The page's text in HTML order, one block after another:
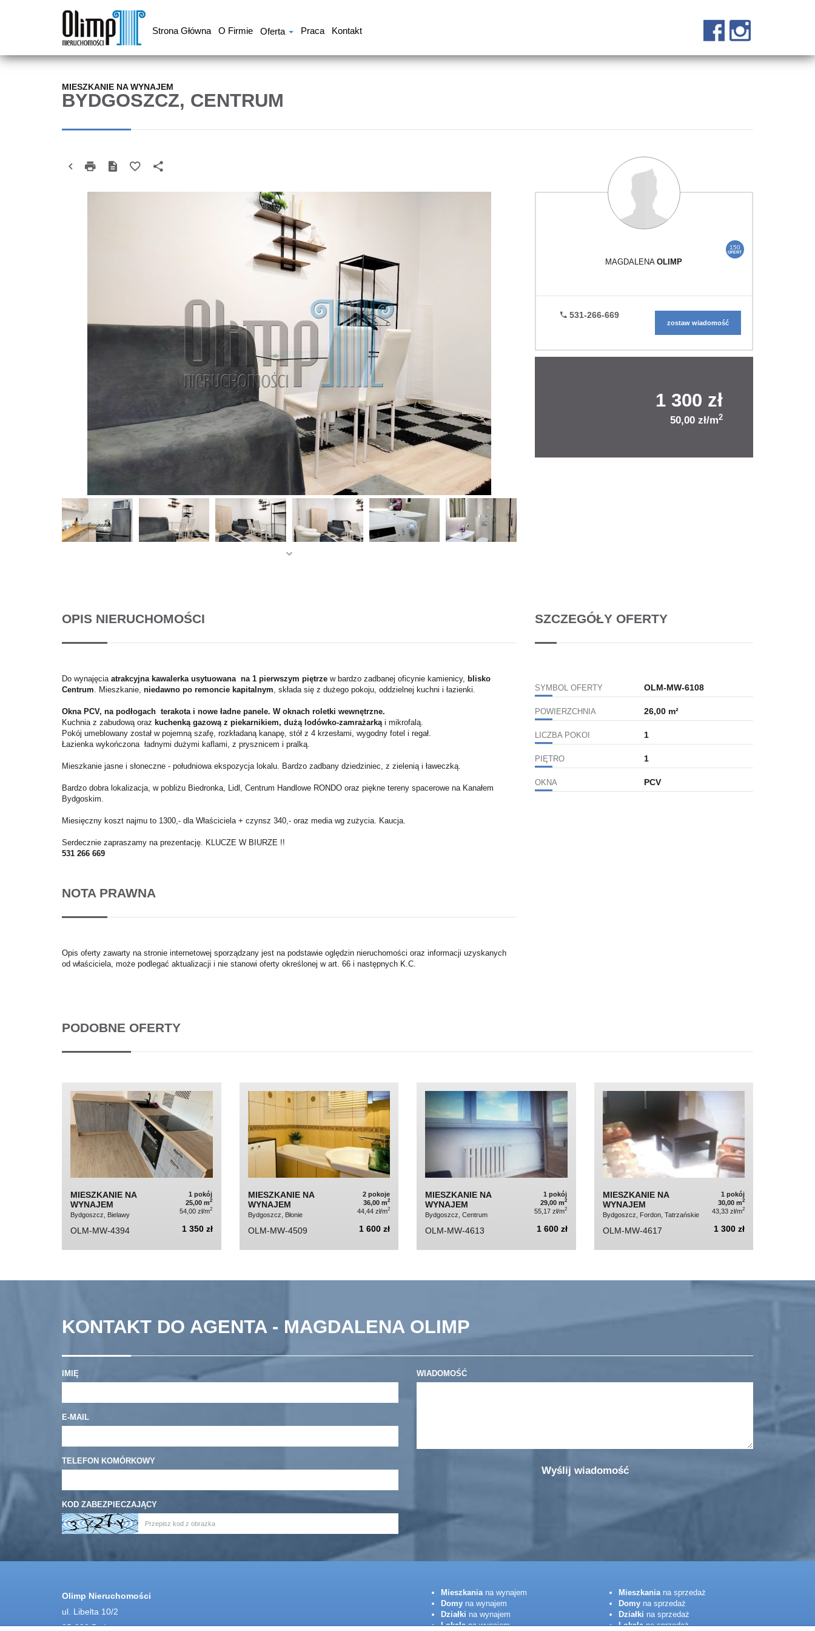
Strona Główna O Firmie Oferta Praca Kontakt
BYDGOSZCZ, CENTRUM
MIESZKANIE NA WYNAJEM
150
OFERT
MAGDALENAOLIMP
531-266-669
zostaw wiadomość
1 300 zł
50,00 zł/m2
OPIS NIERUCHOMOŚCI
Do wynajęcia atrakcyjna kawalerka usytuowana na 1 pierwszym piętrze w bardzo zadbanej oficynie kamienicy, blisko
Centrum . Mieszkanie, niedawno po remoncie kapitalnym , składa się z dużego pokoju, oddzielnej kuchni i łazienki.
Okna PCV, na podłogach terakota i nowe ładne panele. W oknach roletki wewnętrzne.
Kuchnia z zabudową oraz kuchenką gazową z piekarnikiem, dużą lodówko-zamrażarką i mikrofalą.
Pokój umeblowany został w pojemną szafę, rozkładaną kanapę, stół z 4 krzesłami, wygodny fotel i regał.
Łazienka wykończona ładnymi dużymi kaflami, z prysznicem i pralką.
Mieszkanie jasne i słoneczne - południowa ekspozycja lokalu. Bardzo zadbany dziedziniec, z zielenią i ławeczką.
Bardzo dobra lokalizacja, w pobliżu Biedronka, Lidl, Centrum Handlowe RONDO oraz piękne tereny spacerowe na Kanałem
Bydgoskim.
Miesięczny koszt najmu to 1300,- dla Właściciela + czynsz 340,- oraz media wg zużycia. Kaucja.
Serdecznie zapraszamy na prezentację. KLUCZE W BIURZE !!
531 266 669
NOTA PRAWNA
Opis oferty zawarty na stronie internetowej sporządzany jest na podstawie oględzin nieruchomości oraz informacji uzyskanych
od właściciela, może podlegać aktualizacji i nie stanowi oferty określonej w art. 66 i następnych K.C.
SZCZEGÓŁY OFERTY
SYMBOL OFERTY OLM-MW-6108
POWIERZCHNIA 26,00 m²
LICZBA POKOI 1
PIĘTRO 1
OKNA PCV
PODOBNE OFERTY
MIESZKANIE NA
WYNAJEM
Bydgoszcz, Bielawy
1 pokój
25,00 m2
54,00 zł/m2
OLM-MW-4394 1 350 zł
MIESZKANIE NA
WYNAJEM
Bydgoszcz, Błonie
2 pokoje
36,00 m2
44,44 zł/m2
OLM-MW-4509 1 600 zł
MIESZKANIE NA
WYNAJEM
Bydgoszcz, Centrum
1 pokój
29,00 m2
55,17 zł/m2
OLM-MW-4613 1 600 zł
MIESZKANIE NA
WYNAJEM
Bydgoszcz, Fordon, Tatrzańskie
1 pokój
30,00 m2
43,33 zł/m2
OLM-MW-4617 1 300 zł
KONTAKT DO AGENTA - MAGDALENA OLIMP
IMIĘ
E-MAIL
TELEFON KOMÓRKOWY
KOD ZABEZPIECZAJĄCY
WIADOMOŚĆ
Olimp Nieruchomości
ul. Libelta 10/2
85-080 Bydgoszcz
Mieszkaniana wynajem
Domy na wynajem
Działki na wynajem
Lokalena wynajem
Mieszkaniana sprzedaż
Domyna sprzedaż
Działki na sprzedaż
Lokalena sprzedaż